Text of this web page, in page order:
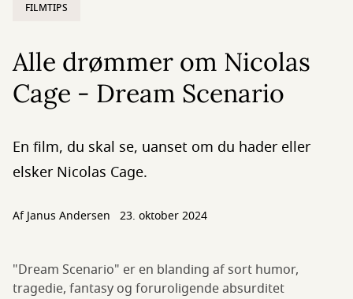
FILMTIPS
Alle drømmer om Nicolas
Cage - Dream Scenario
En film, du skal se, uanset om du hader eller
elsker Nicolas Cage.
AfJanus Andersen 23. oktober 2024
"Dream Scenario" er en blanding af sort humor,
tragedie, fantasy og foruroligende absurditet